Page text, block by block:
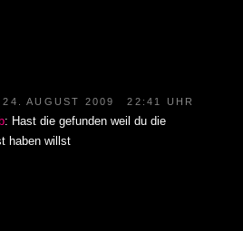
24. AUGUST 2009 22:41 UHR
: Hast die gefunden weil du die
haben willst